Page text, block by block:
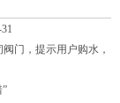
门，提示用户购水，